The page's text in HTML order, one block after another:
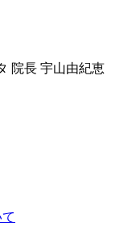
院長 宇山由紀恵